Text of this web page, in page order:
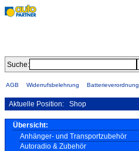
Suche:
AGB Widerrufsbelehrung Batterieverordnung
Aktuelle Position: Shop
Übersicht:
Anhänger- und Transportzubehör
Autoradio & Zubehör